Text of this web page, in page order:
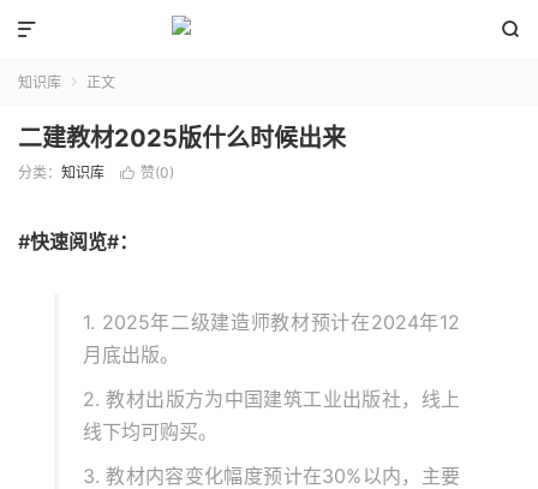


知识库  正文
二建教材2025版什么时候出来
分类： 知识库  赞(0)
#快速阅览#：
1. 2025年二级建造师教材预计在2024年12
月底出版。
2. 教材出版方为中国建筑工业出版社，线上
线下均可购买。
3. 教材内容变化幅度预计在30%以内，主要